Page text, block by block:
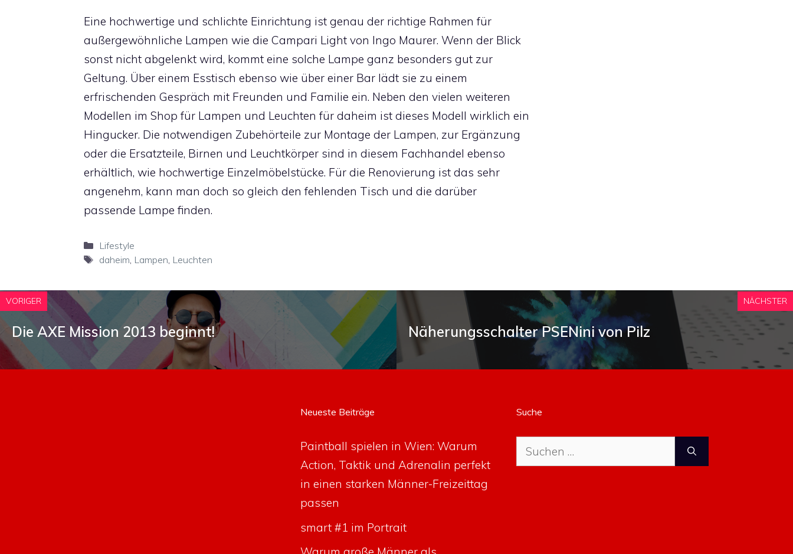
Eine hochwertige und schlichte Einrichtung ist genau der richtige Rahmen für
außergewöhnliche Lampen wie die Campari Light von Ingo Maurer. Wenn der Blick
sonst nicht abgelenkt wird, kommt eine solche Lampe ganz besonders gut zur
Geltung. Über einem Esstisch ebenso wie über einer Bar lädt sie zu einem
erfrischenden Gespräch mit Freunden und Familie ein. Neben den vielen weiteren
Modellen im Shop für Lampen und Leuchten für daheim ist dieses Modell wirklich ein
Hingucker. Die notwendigen Zubehörteile zur Montage der Lampen, zur Ergänzung
oder die Ersatzteile, Birnen und Leuchtkörper sind in diesem Fachhandel ebenso
erhältlich, wie hochwertige Einzelmöbelstücke. Für die Renovierung ist das sehr
angenehm, kann man doch so gleich den fehlenden Tisch und die darüber
passende Lampe finden.
Kategorien
Lifestyle
Schlagwörter
daheim, Lampen, Leuchten
VORIGER
Die AXE Mission 2013 beginnt!
NÄCHSTER
Näherungsschalter PSENini von Pilz
Neueste Beiträge
Paintball spielen in Wien: Warum
Action, Taktik und Adrenalin perfekt
in einen starken Männer-Freizeittag
passen
smart #1 im Portrait
Suche
Suche
nach: